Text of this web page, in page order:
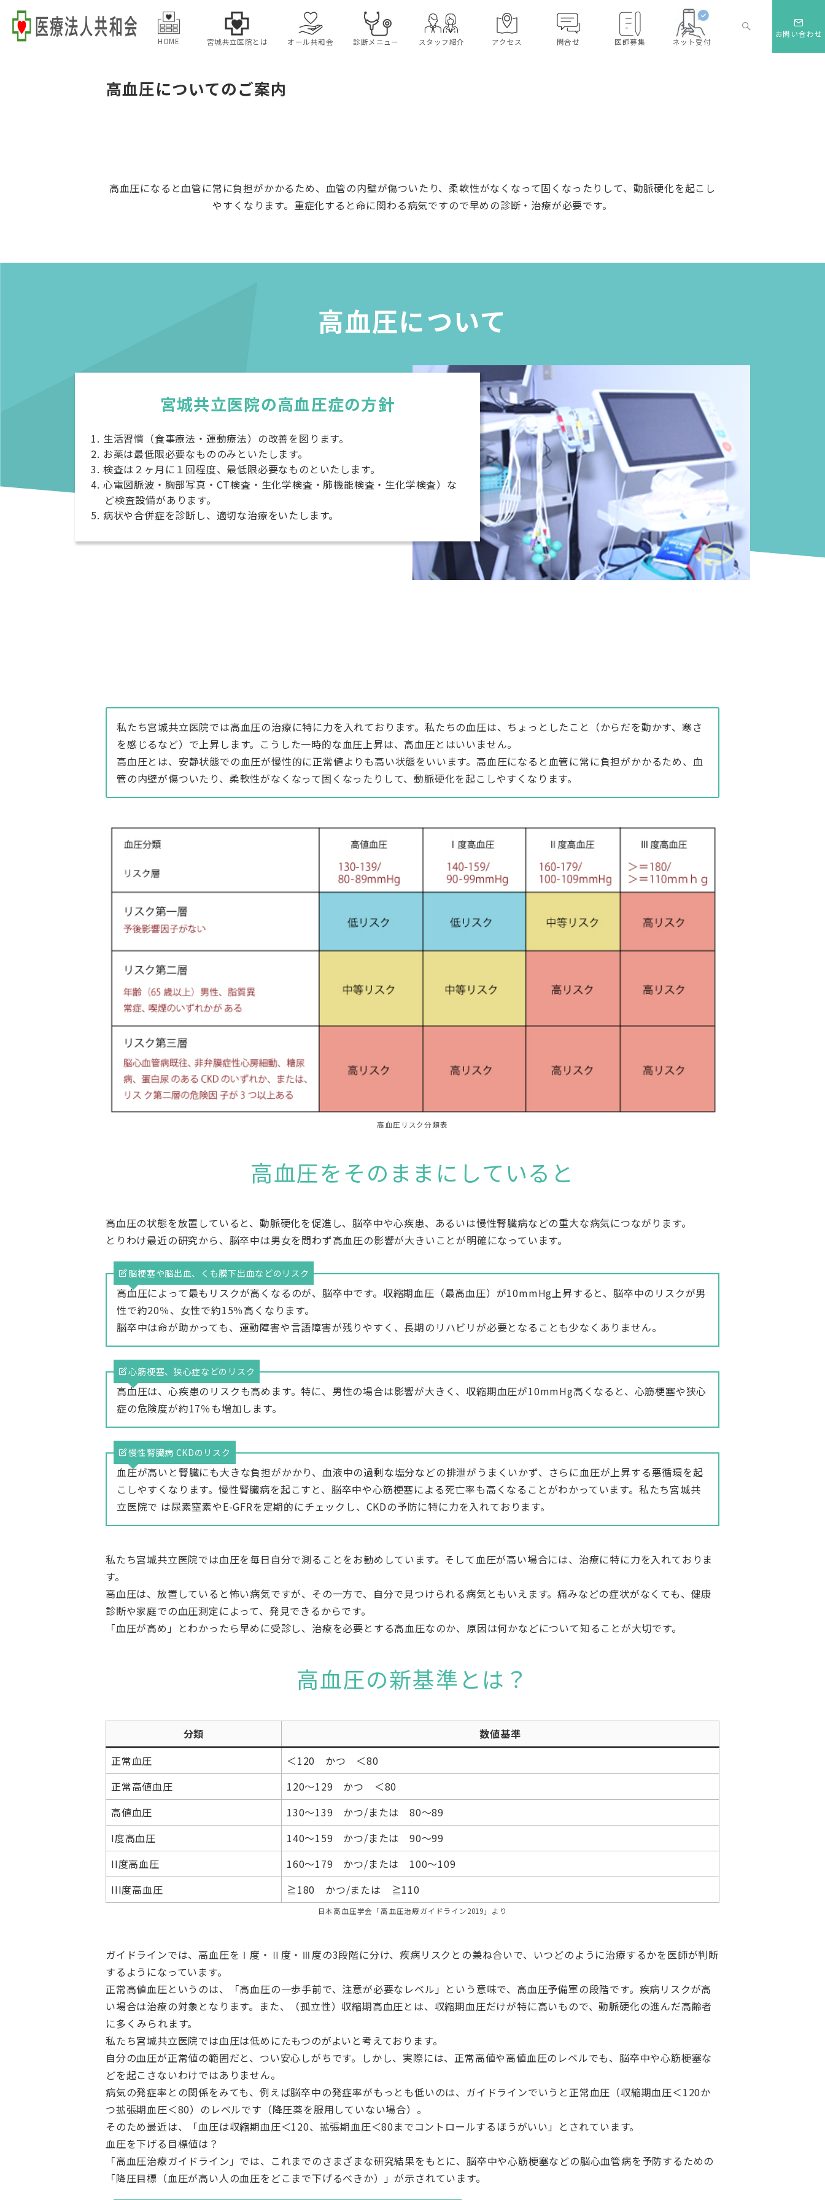
HOME 宮城共立医院とは オール共和会 診断メニュー スタッフ紹介 アクセス 問合せ 医師募集 ネット受付
お問い合わせ
高血圧についてのご案内
高血圧になると血管に常に負担がかかるため、血管の内壁が傷ついたり、柔軟性がなくなって固くなったりして、動脈硬化を起こし
やすくなります。重症化すると命に関わる病気ですので早めの診断・治療が必要です。
高血圧について
宮城共立医院の高血圧症の方針
生活習慣（食事療法・運動療法）の改善を図ります。
お薬は最低限必要なもののみといたします。
検査は２ヶ月に１回程度、最低限必要なものといたします。
心電図脈波・胸部写真・CT検査・生化学検査・肺機能検査・生化学検査）な
ど検査設備があります。
病状や合併症を診断し、適切な治療をいたします。
私たち宮城共立医院では高血圧の治療に特に力を入れております。私たちの血圧は、ちょっとしたこと（からだを動かす、寒さ
を感じるなど）で上昇します。こうした一時的な血圧上昇は、高血圧とはいいません。
高血圧とは、安静状態での血圧が慢性的に正常値よりも高い状態をいいます。高血圧になると血管に常に負担がかかるため、血
管の内壁が傷ついたり、柔軟性がなくなって固くなったりして、動脈硬化を起こしやすくなります。
高血圧リスク分類表
高血圧をそのままにしていると
高血圧の状態を放置していると、動脈硬化を促進し、脳卒中や心疾患、あるいは慢性腎臓病などの重大な病気につながります。
とりわけ最近の研究から、脳卒中は男女を問わず高血圧の影響が大きいことが明確になっています。
脳梗塞や脳出血、くも膜下出血などのリスク
高血圧によって最もリスクが高くなるのが、脳卒中です。収縮期血圧（最高血圧）が10mmHg上昇すると、脳卒中のリスクが男
性で約20％、女性で約15％高くなります。
脳卒中は命が助かっても、運動障害や言語障害が残りやすく、長期のリハビリが必要となることも少なくありません。
心筋梗塞、狭心症などのリスク
高血圧は、心疾患のリスクも高めます。特に、男性の場合は影響が大きく、収縮期血圧が10mmHg高くなると、心筋梗塞や狭心
症の危険度が約17％も増加します。
慢性腎臓病 CKDのリスク
血圧が高いと腎臓にも大きな負担がかかり、血液中の過剰な塩分などの排泄がうまくいかず、さらに血圧が上昇する悪循環を起
こしやすくなります。慢性腎臓病を起こすと、脳卒中や心筋梗塞による死亡率も高くなることがわかっています。私たち宮城共
立医院で は尿素窒素やE-GFRを定期的にチェックし、CKDの予防に特に力を入れております。
私たち宮城共立医院では血圧を毎日自分で測ることをお勧めしています。そして血圧が高い場合には、治療に特に力を入れておりま
す。
高血圧は、放置していると怖い病気ですが、その一方で、自分で見つけられる病気ともいえます。痛みなどの症状がなくても、健康
診断や家庭での血圧測定によって、発見できるからです。
「血圧が高め」とわかったら早めに受診し、治療を必要とする高血圧なのか、原因は何かなどについて知ることが大切です。
高血圧の新基準とは？
分類
数値基準
正常血圧
＜120 かつ ＜80
正常高値血圧
120～129 かつ ＜80
高値血圧
130～139 かつ/または 80～89
I度高血圧
140～159 かつ/または 90～99
II度高血圧
160～179 かつ/または 100～109
III度高血圧
≧180 かつ/または ≧110
日本高血圧学会「高血圧治療ガイドライン2019」より
ガイドラインでは、高血圧をⅠ度・Ⅱ度・Ⅲ度の3段階に分け、疾病リスクとの兼ね合いで、いつどのように治療するかを医師が判断
するようになっています。
正常高値血圧というのは、「高血圧の一歩手前で、注意が必要なレベル」という意味で、高血圧予備軍の段階です。疾病リスクが高
い場合は治療の対象となります。また、（孤立性）収縮期高血圧とは、収縮期血圧だけが特に高いもので、動脈硬化の進んだ高齢者
に多くみられます。
私たち宮城共立医院では血圧は低めにたもつのがよいと考えております。
自分の血圧が正常値の範囲だと、つい安心しがちです。しかし、実際には、正常高値や高値血圧のレベルでも、脳卒中や心筋梗塞な
どを起こさないわけではありません。
病気の発症率との関係をみても、例えば脳卒中の発症率がもっとも低いのは、ガイドラインでいうと正常血圧（収縮期血圧＜120か
つ拡張期血圧＜80）のレベルです（降圧薬を服用していない場合）。
そのため最近は、「血圧は収縮期血圧＜120、拡張期血圧＜80までコントロールするほうがいい」とされています。
血圧を下げる目標値は？
「高血圧治療ガイドライン」では、これまでのさまざまな研究結果をもとに、脳卒中や心筋梗塞などの脳心血管病を予防するための
「降圧目標（血圧が高い人の血圧をどこまで下げるべきか）」が示されています。